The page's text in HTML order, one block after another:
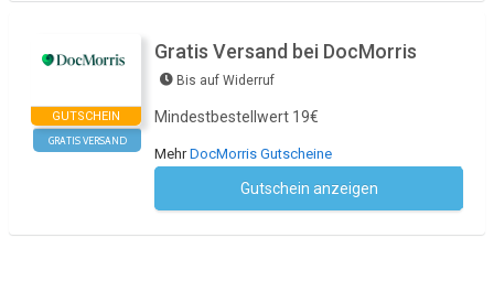
GUTSCHEIN
GRATIS VERSAND
Gratis Versand bei DocMorris
Bis auf Widerruf
Mindestbestellwert 19€
MehrDocMorris Gutscheine
Gutschein anzeigen